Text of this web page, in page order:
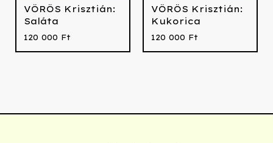
VÖRÖS Krisztián:
Saláta
120 000 Ft
VÖRÖS Krisztián:
Kukorica
120 000 Ft